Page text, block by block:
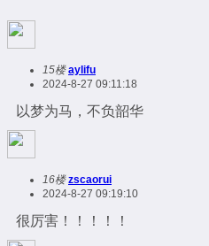
15楼 aylifu
2024-8-27 09:11:18
以梦为马，不负韶华
16楼 zscaorui
2024-8-27 09:19:10
很厉害！！！！！